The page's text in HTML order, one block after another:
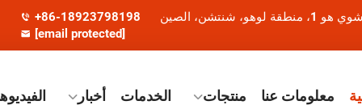
+86-18923798198
[email protected]
معلومات عنا منتجات الخدمات أخبار